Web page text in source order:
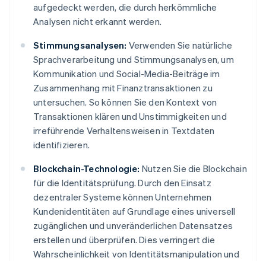
aufgedeckt werden, die durch herkömmliche
Analysen nicht erkannt werden.
Stimmungsanalysen: Verwenden Sie natürliche
Sprachverarbeitung und Stimmungsanalysen, um
Kommunikation und Social-Media-Beiträge im
Zusammenhang mit Finanztransaktionen zu
untersuchen. So können Sie den Kontext von
Transaktionen klären und Unstimmigkeiten und
irreführende Verhaltensweisen in Textdaten
identifizieren.
Blockchain-Technologie: Nutzen Sie die Blockchain
für die Identitätsprüfung. Durch den Einsatz
dezentraler Systeme können Unternehmen
Kundenidentitäten auf Grundlage eines universell
zugänglichen und unveränderlichen Datensatzes
erstellen und überprüfen. Dies verringert die
Wahrscheinlichkeit von Identitätsmanipulation und